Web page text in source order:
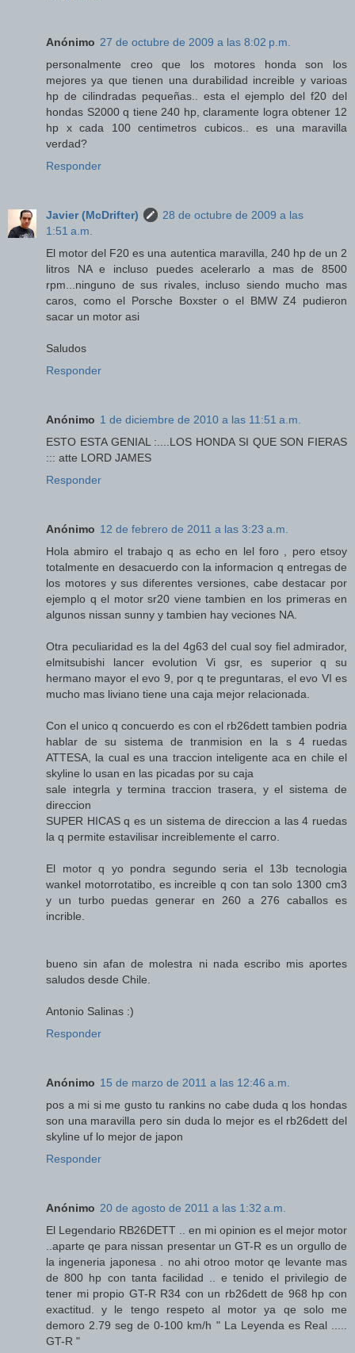
Anónimo 27 de octubre de 2009 a las 8:02 p.m.
personalmente creo que los motores honda son los
mejores ya que tienen una durabilidad increible y varioas
hp de cilindradas pequeñas.. esta el ejemplo del f20 del
hondas S2000 q tiene 240 hp, claramente logra obtener 12
hp x cada 100 centimetros cubicos.. es una maravilla
verdad?
Responder
Javier (McDrifter)
28 de octubre de 2009 a las
1:51 a.m.
El motor del F20 es una autentica maravilla, 240 hp de un 2
litros NA e incluso puedes acelerarlo a mas de 8500
rpm...ninguno de sus rivales, incluso siendo mucho mas
caros, como el Porsche Boxster o el BMW Z4 pudieron
sacar un motor asi
Saludos
Responder
Anónimo 1 de diciembre de 2010 a las 11:51 a.m.
ESTO ESTA GENIAL :....LOS HONDA SI QUE SON FIERAS
::: atte LORD JAMES
Responder
Anónimo 12 de febrero de 2011 a las 3:23 a.m.
Hola abmiro el trabajo q as echo en lel foro , pero etsoy
totalmente en desacuerdo con la informacion q entregas de
los motores y sus diferentes versiones, cabe destacar por
ejemplo q el motor sr20 viene tambien en los primeras en
algunos nissan sunny y tambien hay veciones NA.
Otra peculiaridad es la del 4g63 del cual soy fiel admirador,
elmitsubishi lancer evolution Vi gsr, es superior q su
hermano mayor el evo 9, por q te preguntaras, el evo VI es
mucho mas liviano tiene una caja mejor relacionada.
Con el unico q concuerdo es con el rb26dett tambien podria
hablar de su sistema de tranmision en la s 4 ruedas
ATTESA, la cual es una traccion inteligente aca en chile el
skyline lo usan en las picadas por su caja
sale integrla y termina traccion trasera, y el sistema de
direccion
SUPER HICAS q es un sistema de direccion a las 4 ruedas
la q permite estavilisar increiblemente el carro.
El motor q yo pondra segundo seria el 13b tecnologia
wankel motorrotatibo, es increible q con tan solo 1300 cm3
y un turbo puedas generar en 260 a 276 caballos es
incrible.
bueno sin afan de molestra ni nada escribo mis aportes
saludos desde Chile.
Antonio Salinas :)
Responder
Anónimo 15 de marzo de 2011 a las 12:46 a.m.
pos a mi si me gusto tu rankins no cabe duda q los hondas
son una maravilla pero sin duda lo mejor es el rb26dett del
skyline uf lo mejor de japon
Responder
Anónimo 20 de agosto de 2011 a las 1:32 a.m.
El Legendario RB26DETT .. en mi opinion es el mejor motor
..aparte qe para nissan presentar un GT-R es un orgullo de
la ingeneria japonesa . no ahi otroo motor qe levante mas
de 800 hp con tanta facilidad .. e tenido el privilegio de
tener mi propio GT-R R34 con un rb26dett de 968 hp con
exactitud. y le tengo respeto al motor ya qe solo me
demoro 2.79 seg de 0-100 km/h " La Leyenda es Real .....
GT-R "